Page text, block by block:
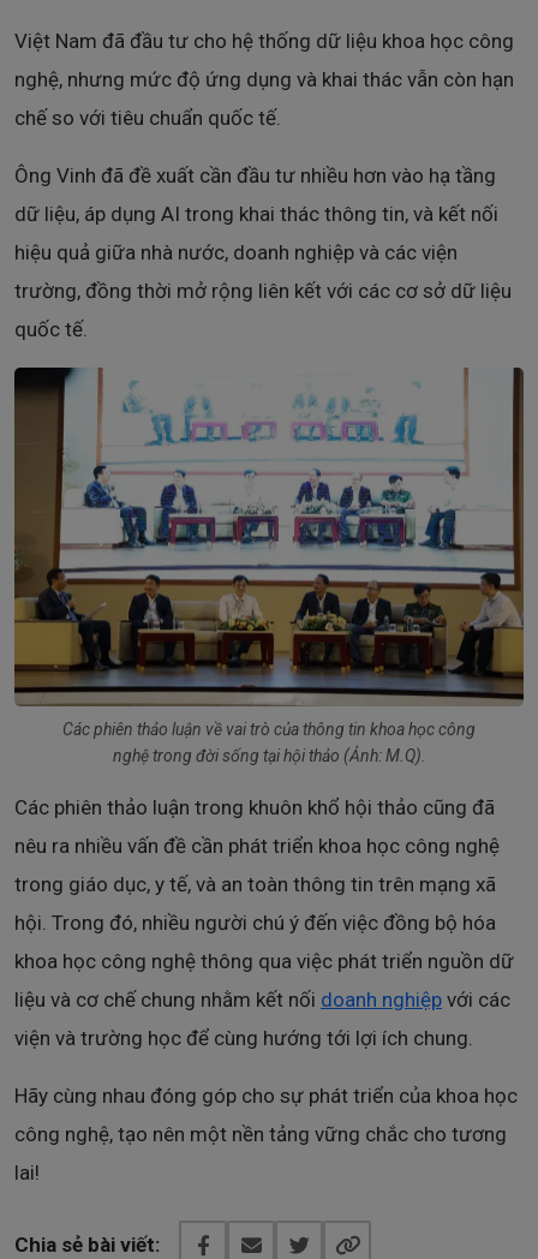
Việt Nam đã đầu tư cho hệ thống dữ liệu khoa học công
nghệ, nhưng mức độ ứng dụng và khai thác vẫn còn hạn
chế so với tiêu chuẩn quốc tế.
Ông Vinh đã đề xuất cần đầu tư nhiều hơn vào hạ tầng
dữ liệu, áp dụng AI trong khai thác thông tin, và kết nối
hiệu quả giữa nhà nước, doanh nghiệp và các viện
trường, đồng thời mở rộng liên kết với các cơ sở dữ liệu
quốc tế.
Các phiên thảo luận về vai trò của thông tin khoa học công
nghệ trong đời sống tại hội thảo (Ảnh: M.Q).
Các phiên thảo luận trong khuôn khổ hội thảo cũng đã
nêu ra nhiều vấn đề cần phát triển khoa học công nghệ
trong giáo dục, y tế, và an toàn thông tin trên mạng xã
hội. Trong đó, nhiều người chú ý đến việc đồng bộ hóa
khoa học công nghệ thông qua việc phát triển nguồn dữ
liệu và cơ chế chung nhằm kết nối doanh nghiệp với các
viện và trường học để cùng hướng tới lợi ích chung.
Hãy cùng nhau đóng góp cho sự phát triển của khoa học
công nghệ, tạo nên một nền tảng vững chắc cho tương
lai!
Chia sẻ bài viết: